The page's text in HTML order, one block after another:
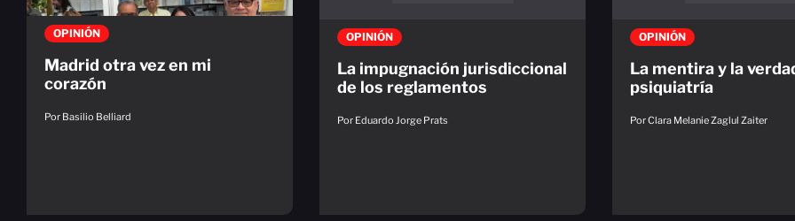
OPINIÓN
Madrid otra vez en mi
corazón
Por Basilio Belliard
OPINIÓN
La impugnación jurisdiccional
de los reglamentos
Por Eduardo Jorge Prats
OPINIÓN
La mentira y la
psiquiatría
Por Clara Melanie Zaglul Zaiter